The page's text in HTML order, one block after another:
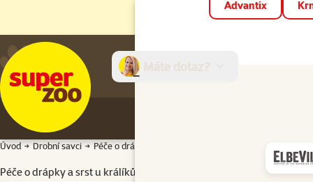
Advantix
Úvod Drobní savci Péče o drápky a srst
Péče o drápky a srst u králíků a hlodavců